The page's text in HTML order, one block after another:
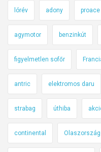
lórév adony proace
agymotor benzinkút
figyelmetlen sofőr
antric elektromos daru
strabag úthiba
continental Olaszország